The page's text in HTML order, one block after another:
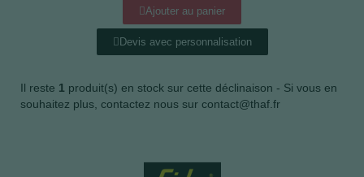
Ajouter au panier
Devis avec personnalisation
Il reste 1 produit(s) en stock sur cette déclinaison - Si vous en
souhaitez plus, contactez nous sur contact@thaf.fr